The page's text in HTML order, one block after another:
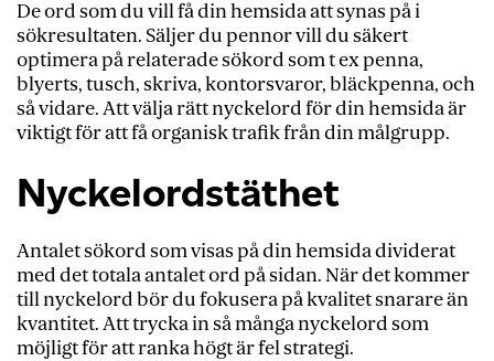
De ord som du vill få din hemsida att synas på i
sökresultaten. Säljer du pennor vill du säkert
optimera på relaterade sökord som t ex penna,
blyerts, tusch, skriva, kontorsvaror, bläckpenna, och
så vidare. Att välja rätt nyckelord för din hemsida är
viktigt för att få organisk trafik från din målgrupp.
Nyckelordstäthet
Antalet sökord som visas på din hemsida dividerat
med det totala antalet ord på sidan. När det kommer
till nyckelord bör du fokusera på kvalitet snarare än
kvantitet. Att trycka in så många nyckelord som
möjligt för att ranka högt är fel strategi.